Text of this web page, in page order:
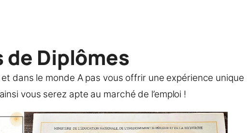
de Diplômes
dans le monde A pas vous offrir une expérience unique
vous serez apte au marché de l’emploi !